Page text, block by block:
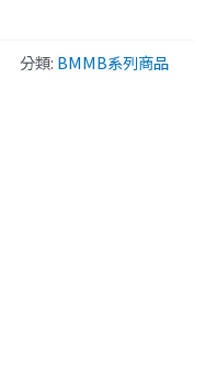
分類: BMMB系列商品